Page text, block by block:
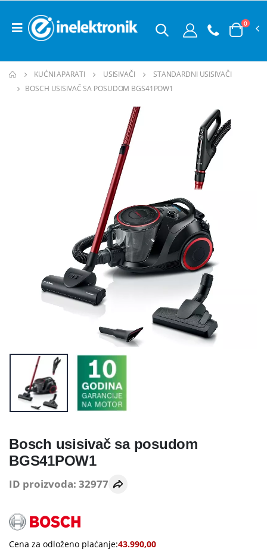
0
KUĆNI APARATI USISIVAČI
STANDARDNI USISIVAČI
BOSCH USISIVAČ SA POSUDOM BGS41POW1
Bosch usisivač sa posudom
BGS41POW1
ID proizvoda: 32977
Cena za odloženo plaćanje:43.990,00